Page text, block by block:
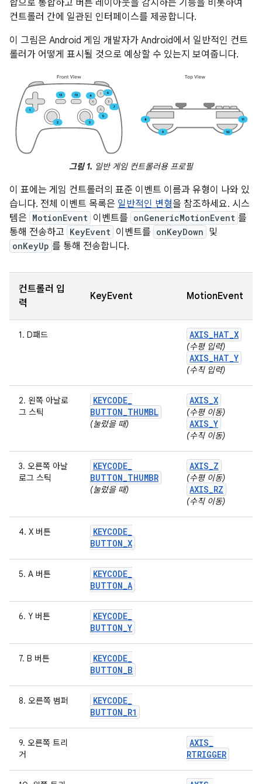
합으로 통합하고 버튼 레이아웃을 감지하는 기능을 비롯하여
컨트롤러 간에 일관된 인터페이스를 제공합니다.
이 그림은 Android 게임 개발자가 Android에서 일반적인 컨트
롤러가 어떻게 표시될 것으로 예상할 수 있는지 보여줍니다.
그림 1. 일반 게임 컨트롤러용 프로필
이 표에는 게임 컨트롤러의 표준 이벤트 이름과 유형이 나와 있
습니다. 전체 이벤트 목록은 일반적인 변형을 참조하세요. 시스
템은 MotionEvent 이벤트를 onGenericMotionEvent 를
통해 전송하고 KeyEvent 이벤트를 onKeyDown 및
onKeyUp 를 통해 전송합니다.
컨트롤러 입
력
KeyEvent MotionEvent
1. D패드 AXIS_HAT_X
(수평 입력)
AXIS_HAT_Y
(수직 입력)
2. 왼쪽 아날로
그 스틱
KEYCODE_
BUTTON_THUMBL
(눌렀을 때)
AXIS_X
(수평 이동)
AXIS_Y
(수직 이동)
3. 오른쪽 아날
로그 스틱
KEYCODE_
BUTTON_THUMBR
(눌렀을 때)
AXIS_Z
(수평 이동)
AXIS_RZ
(수직 이동)
4. X 버튼 KEYCODE_
BUTTON_X
5. A 버튼 KEYCODE_
BUTTON_A
6. Y 버튼 KEYCODE_
BUTTON_Y
7. B 버튼 KEYCODE_
BUTTON_B
8. 오른쪽 범퍼 KEYCODE_
BUTTON_R1
9. 오른쪽 트리
거
AXIS_
RTRIGGER